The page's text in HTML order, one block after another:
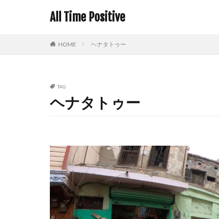
All Time Positive
HOME ヘナタトゥー
TAG
ヘナタトゥー